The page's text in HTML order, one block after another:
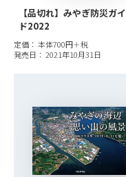
【品切れ】みやぎ防災ガイ
ド2022
定価： 本体700円＋税
発売日： 2021年10月31日